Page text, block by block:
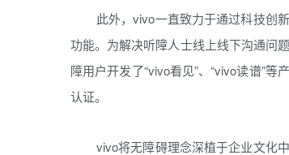
此外，vivo一直致力于通过科技创
功能。为解决听障人士线上线下沟通问
障用户开发了“vivo看见”、“vivo读谱”
认证。
vivo将无障碍理念深植于企业文化